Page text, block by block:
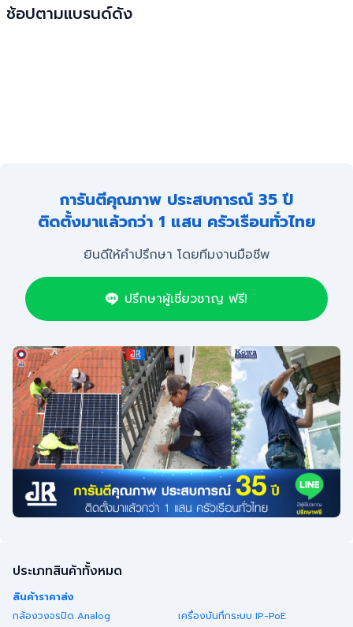
ช้อปตามแบรนด์ดัง
การันตีคุณภาพ ประสบการณ์ 35 ปี
ติดตั้งมาแล้วกว่า 1 แสน ครัวเรือนทั่วไทย
ยินดีให้คำปรึกษา โดยทีมงานมือชีพ
ปรึกษาผู้เชี่ยวชาญ ฟรี!
ประเภทสินค้าทั้งหมด
สินค้าราคาส่ง
กล้องวงจรปิด Analog
เครื่องบันทึกระบบ IP-PoE